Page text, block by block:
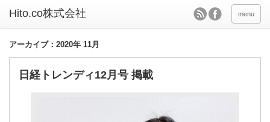
Hito.co株式会社 menu
アーカイブ：2020年 11月
日経トレンディ12月号 掲載